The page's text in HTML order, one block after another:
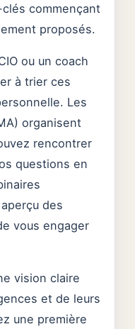
commençant
proposés.
ou un coach
à trier ces
Les
organisent
rencontrer
questions en
des
vous engager
vision claire
et de leurs
une première